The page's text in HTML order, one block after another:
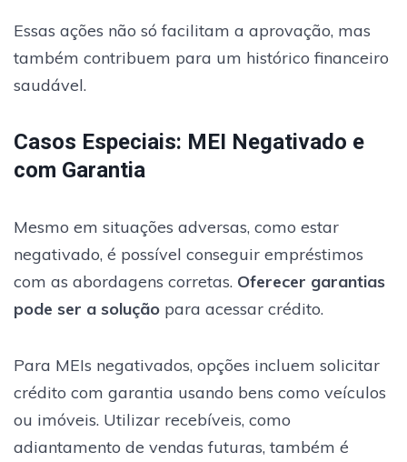
Essas ações não só facilitam a aprovação, mas
também contribuem para um histórico financeiro
saudável.
Casos Especiais: MEI Negativado e
com Garantia
Mesmo em situações adversas, como estar
negativado, é possível conseguir empréstimos
com as abordagens corretas. Oferecer garantias
pode ser a solução para acessar crédito.
Para MEIs negativados, opções incluem solicitar
crédito com garantia usando bens como veículos
ou imóveis. Utilizar recebíveis, como
adiantamento de vendas futuras, também é